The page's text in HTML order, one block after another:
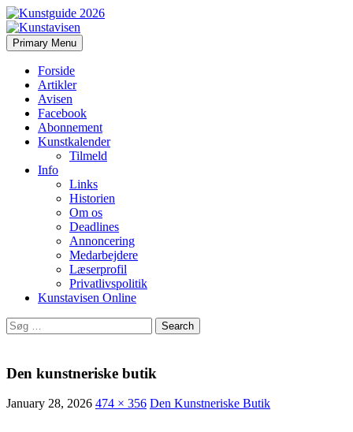
Kunstavisen
Search
Primary Menu Skip
to
Forside
Artikler
Avisen
Facebook
Abonnement
Kunstkalender
Tilmeld
Info
Links
Historien
Om os
Deadlines
Annoncering
Medarbejdere
Læserprofil
Privatlivspolitik
Kunstavisen Online
Search
for:
Den kunstneriske butik
January 28, 2026 474 × 356 Den Kunstneriske Butik